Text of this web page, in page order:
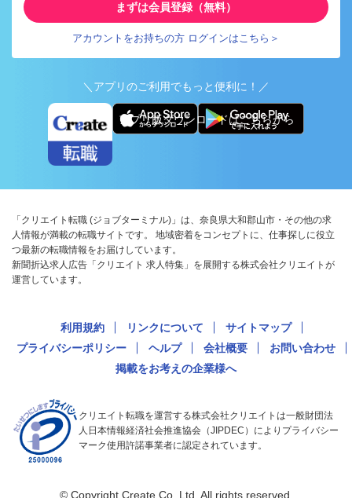
まずは会員登録（無料）
アカウントをお持ちの方 ログインはこちら＞
＼アプリのご利用でもっと便利に！／
アプリ版ダウンロードはこちらから
「クリエイト転職 (ジョブターミナル)」は、奈良県大和郡山市・その他の求
人情報が満載の転職サイトです。 地域密着をコンセプトに、仕事探しに役立
つ最新の転職情報をお届けしています。
新聞折込求人広告「クリエイト 求人特集」を展開する株式会社クリエイトが
運営しています。
利用規約 リンクについて
サイトマップ
プライバシーポリシー
ヘルプ 会社概要
お問い合わせ
掲載をお考えの企業様へ
クリエイト転職を運営する株式会社クリエイトは一般財団法
人日本情報経済社会推進協会（JIPDEC）によりプライバシー
マーク使用許諾事業者に認定されています。
© Copyright Create Co.,Ltd. All rights reserved.